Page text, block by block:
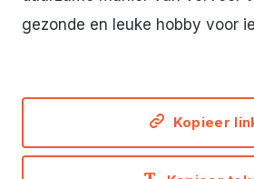
gezonde en leuke hobby voor
Kopieer